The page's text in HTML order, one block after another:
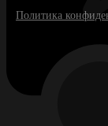
Политика